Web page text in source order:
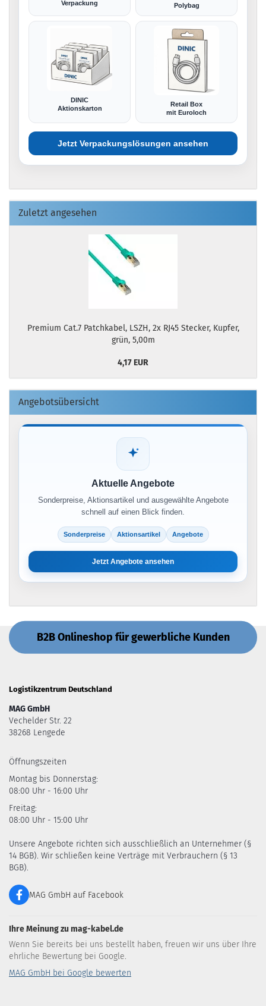
Verpackung
Polybag
DINIC
Aktionskarton
Retail Box
mit Euroloch
Jetzt Verpackungslösungen ansehen
Zuletzt angesehen
Premium Cat.7 Patchkabel, LSZH, 2x RJ45 Stecker, Kupfer,
grün, 5,00m
4,17 EUR
Angebotsübersicht
Aktuelle Angebote
Sonderpreise, Aktionsartikel und ausgewählte Angebote
schnell auf einen Blick finden.
Sonderpreise Aktionsartikel Angebote
Jetzt Angebote ansehen
B2B Onlineshop für gewerbliche Kunden
Logistikzentrum Deutschland
MAG GmbH
Vechelder Str. 22
38268 Lengede
Öffnungszeiten
Montag bis Donnerstag:
08:00 Uhr - 16:00 Uhr
Freitag:
08:00 Uhr - 15:00 Uhr
Unsere Angebote richten sich ausschließlich an Unternehmer (§
14 BGB). Wir schließen keine Verträge mit Verbrauchern (§ 13
BGB).
MAG GmbH auf Facebook
Ihre Meinung zu mag-kabel.de
Wenn Sie bereits bei uns bestellt haben, freuen wir uns über Ihre
ehrliche Bewertung bei Google.
MAG GmbH bei Google bewerten